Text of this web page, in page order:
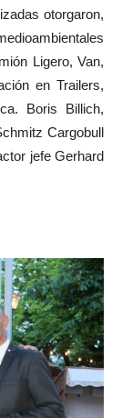
otorgaron,
Ligero, Van,
en Trailers,
Boris Billich,
Cargobull
jefe Gerhard